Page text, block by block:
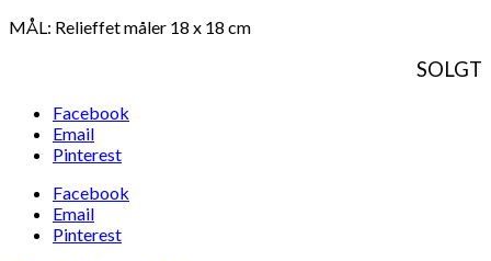
MÅL: Relieffet måler 18 x 18 cm
SOLGT
Facebook
Email
Pinterest
Facebook
Email
Pinterest